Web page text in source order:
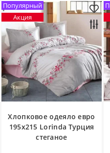
Популярный
Акция
Хлопковое одеяло евро
195x215 Lorinda Турция
стеганое